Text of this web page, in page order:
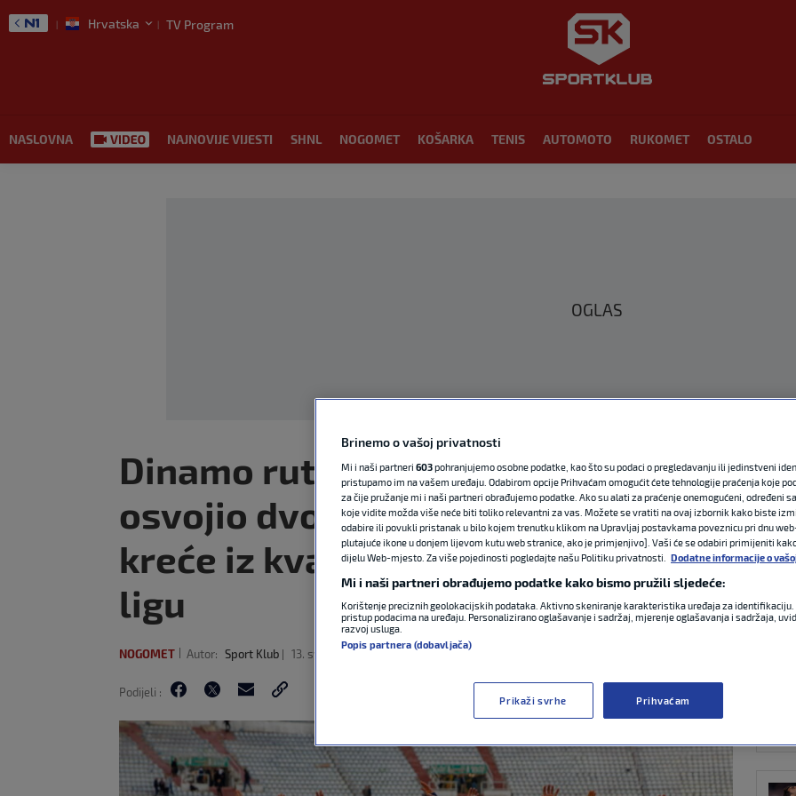
Hrvatska TV Program
NASLOVNA NAJNOVIJE VIJESTI SHNL NOGOMET KOŠARKA TENIS AUTOMOTO RUKOMET OSTALO
OGLAS
Dinamo rutinski svladao Rijeku i
osvojio dvostruku krunu, Hajduk
kreće iz kvalifikacija za Europsku
ligu
NOGOMET Autor: Sport Klub 13. svi 2026 15:12 > 19:59 0 komentara
Podijeli :
Brinemo o vašoj privatnosti
Mi i naši partneri 603pohranjujemo osobne podatke, kao što su podaci o pregledavanju ili jedinstveni
pristupamo im na vašem uređaju. Odabirom opcije Prihvaćam omogućit ćete tehnologije praćenja koje
za čije pružanje mi i naši partneri obrađujemo podatke. Ako su alati za praćenje onemogućeni, određeni
koje vidite možda više neće biti toliko relevantni za vas. Možete se vratiti na ovaj izbornik kako biste
odabire ili povukli pristanak u bilo kojem trenutku klikom na Upravljaj postavkama poveznicu pri dnu
plutajuće ikone u donjem lijevom kutu web stranice, ako je primjenjivo]. Vaši će se odabiri primijeniti
dijelu Web-mjesto. Za više pojedinosti pogledajte našu Politiku privatnosti.
Dodatne informacije o
Mi i naši partneri obrađujemo podatke kako bismo pružili sljedeće:
Korištenje preciznih geolokacijskih podataka. Aktivno skeniranje karakteristika uređaja za
pristup podacima na uređaju. Personalizirano oglašavanje i sadržaj, mjerenje oglašavanja i sadržaja,
razvoj usluga.
Popis partnera (dobavljača)
Prikaži svrhe Prihvaćam